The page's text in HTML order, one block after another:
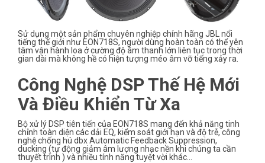
Sử dụng một sản phẩm chuyên nghiệp chính hãng JBL nổi
tiếng thế giới như EON718S, người dùng hoàn toàn có thể yên
tâm vận hành loa ở cường độ âm thanh lớn liên tục trong thời
gian dài mà không hề có hiện tượng méo âm vỡ tiếng xảy ra.
Công Nghệ DSP Thế Hệ Mới
Và Điều Khiển Từ Xa
Bộ xử lý DSP tiên tiến của EON718S mang đến khả năng tinh
chỉnh toàn diện các dải EQ, kiểm soát giới hạn và độ trễ, công
nghệ chống hú dbx Automatic Feedback Suppression,
ducking (tự động giảm âm lượng nhạc nền khi chúng ta cần
thuyết trình ) và nhiều tính năng tuyệt vời khác...